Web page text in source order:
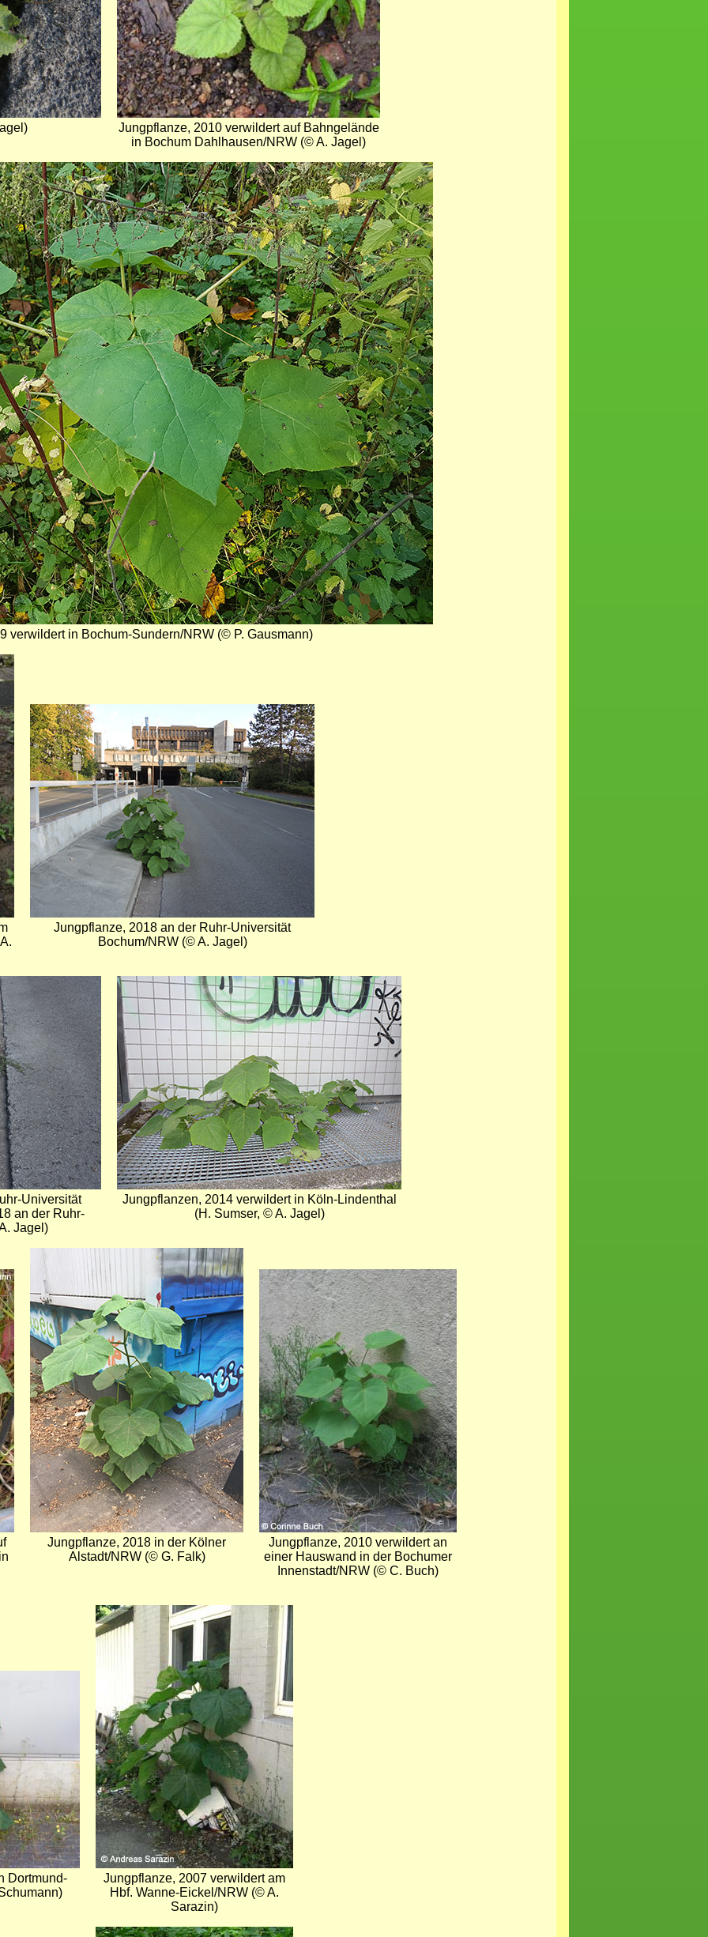
Jungpflanze, 2010 verwildert auf Bahngelände
in Bochum Dahlhausen/NRW (© A. Jagel)
verwildert in Bochum-Sundern/NRW (© P. Gausmann)
Bild
Jungpflanze, 2018 an der Ruhr-Universität
Bochum/NRW (© A. Jagel)
Universität
an der Ruhr-
Jagel)
Bild
Jungpflanzen, 2014 verwildert in Köln-Lindenthal
(H. Sumser, © A. Jagel)
Jungpflanze, 2018 in der Kölner
Alstadt/NRW (© G. Falk)
Bild
Jungpflanze, 2010 verwildert an
einer Hauswand in der Bochumer
Innenstadt/NRW (© C. Buch)
Dortmund-
Bild
Jungpflanze, 2007 verwildert am
Hbf. Wanne-Eickel/NRW (© A.
Sarazin)
Bild